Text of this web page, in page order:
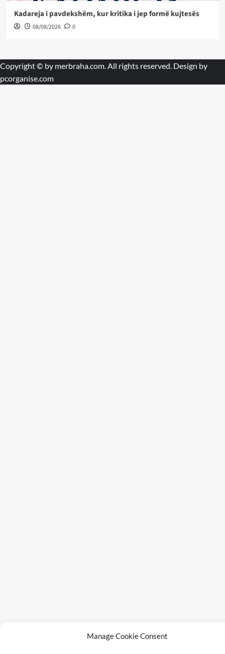
Manage Cookie Consent
Kadareja i pavdekshëm, kur kritika i jep formë kujtesës
08/08/2026 0
Copyright © by merbraha.com. All rights reserved. Design by
pcorganise.com